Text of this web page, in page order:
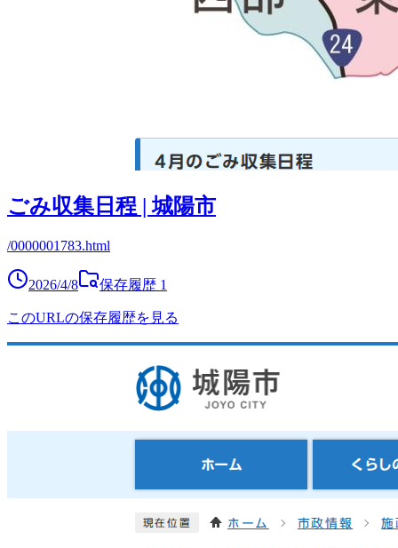
ごみ収集日程 | 城陽市
/0000001783.html
2026/4/8 保存履歴 1
このURLの保存履歴を見る